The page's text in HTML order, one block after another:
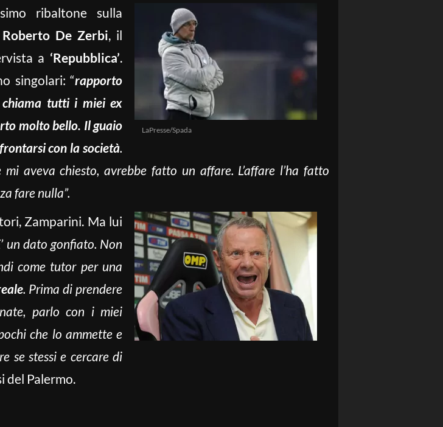
LaPresse/Spada
ribaltone sulla
Roberto De Zerbi, il
a ‘Repubblica’.
singolari: “rapporto
chiama tutti i miei ex
molto bello. Il guaio
con la società.
aveva chiesto, avrebbe fatto un affare. L’affare l’ha fatto
fare nulla”.
Zamparini. Ma lui
un dato gonfiato. Non
come tutor per una
. Prima di prendere
parlo con i miei
che lo ammette e
se stessi e cercare di
del Palermo.